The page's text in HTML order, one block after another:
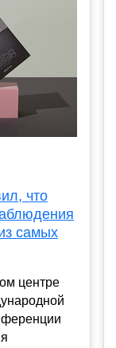
что
самых
центре